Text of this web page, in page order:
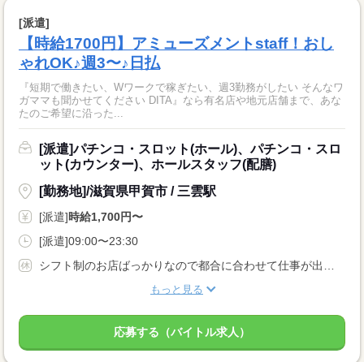
[派遣]
【時給1700円】アミューズメントstaff！おし
ゃれOK♪週3〜♪日払
『短期で働きたい、Wワークで稼ぎたい、週3勤務がしたい そんなワ
ガママも聞かせてください DITA』なら有名店や地元店舗まで、あな
たのご希望に沿った...
[派遣]パチンコ・スロット(ホール)、パチンコ・スロ
ット(カウンター)、ホールスタッフ(配膳)
[勤務地]/滋賀県甲賀市 / 三雲駅
[派遣]時給1,700円〜
[派遣]09:00〜23:30
シフト制のお店ばっかりなので都合に合わせて仕事が出来ます！！ 学生・Ｗワークの方も空いている時間を有効に使っちゃおう！！ 学生の方はテスト等の予定もどんどん言って下さい！！
もっと見る
応募する（バイトル求人）